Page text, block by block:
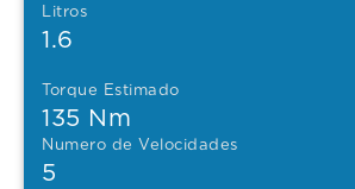
Litros
1.6
Torque Estimado
135 Nm
Numero de Velocidades
5